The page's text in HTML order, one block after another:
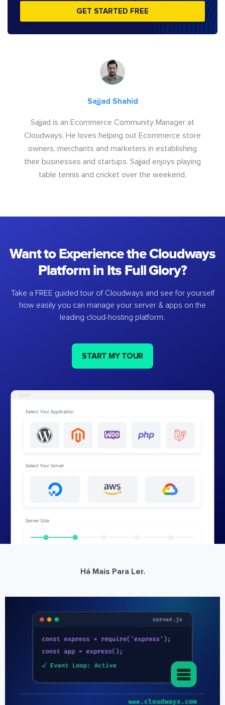
GET STARTED FREE
Sajjad Shahid
Sajjad is an Ecommerce Community Manager at
Cloudways. He loves helping out Ecommerce store
owners, merchants and marketers in establishing
their businesses and startups. Sajjad enjoys playing
table tennis and cricket over the weekend.
Want to Experience the Cloudways
Platform in Its Full Glory?
Take a FREE guided tour of Cloudways and see for yourself
how easily you can manage your server & apps on the
leading cloud-hosting platform.
START MY TOUR
Há Mais Para Ler.